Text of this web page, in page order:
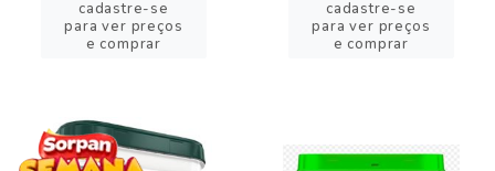
cadastre-se
para ver preços
e comprar
cadastre-se
para ver preços
e comprar